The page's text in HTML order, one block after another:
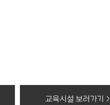
입 및 상담신청(수강료조회, 온라인
교육시설 보러가기 >